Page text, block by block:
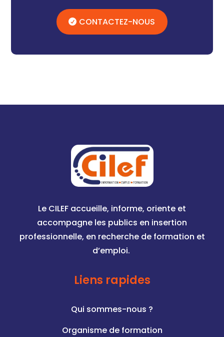
CONTACTEZ-NOUS
Le CILEF accueille, informe, oriente et
accompagne les publics en insertion
professionnelle, en recherche de formation et
d’emploi.
Liens rapides
Qui sommes-nous ?
Organisme de formation